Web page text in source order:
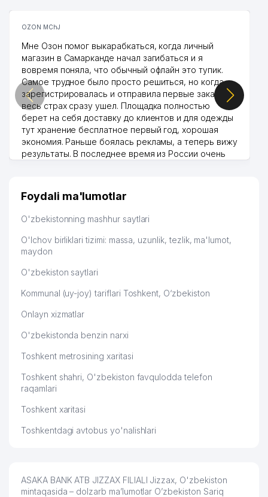
OZON MChJ
Мне Озон помог выкарабкаться, когда личный
магазин в Самарканде начал загибаться и я
вовремя поняла, что обычный офлайн это тупик.
Самое трудное было просто решиться, но когда
зарегистрировалась и отправила первые заказы,
весь страх сразу ушел. Площадка полностью
берет на себя доставку до клиентов и для одежды
тут хранение бесплатное первый год, хорошая
экономия. Раньше боялась рекламы, а теперь вижу
результаты. В последнее время из России очень
дальше развиваюсь потихоньку😊
Hamida 03.08.2026 12:45:39
Foydali ma'lumotlar
O'zbekistonning mashhur saytlari
O'lchov birliklari tizimi: massa, uzunlik, tezlik, ma'lumot,
maydon
O'zbekiston saytlari
Kommunal (uy-joy) tariflari Toshkent, O‘zbekiston
Onlayn xizmatlar
O'zbekistonda benzin narxi
Toshkent metrosining xaritasi
Toshkent shahri, O'zbekiston favqulodda telefon
raqamlari
Toshkent xaritasi
Toshkentdagi avtobus yo'nalishlari
ASAKA BANK ATB JIZZAX FILIALI Jizzax, O'zbekiston
mintaqasida – dolzarb ma’lumotlar O’zbekiston Sariq